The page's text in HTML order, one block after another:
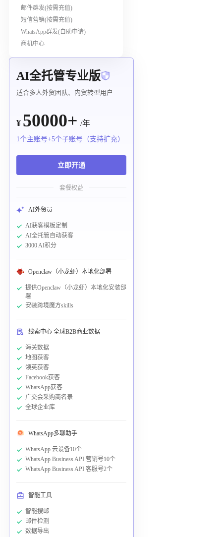
邮件群发(按需充值)
短信营销(按需充值)
WhatsApp群发(自助申请)
商机中心
AI全托管专业版
适合多人外贸团队、内贸转型用户
¥ 50000+ /年
1个主账号+5个子账号（支持扩充）
立即开通
套餐权益
AI外贸员
AI获客模板定制
AI全托管自动获客
3000 AI积分
Openclaw（小龙虾）本地化部署
提供Openclaw（小龙虾）本地化安装部
署
安装跨境魔方skills
线索中心 全球B2B商业数据
海关数据
地图获客
领英获客
Facebook获客
WhatsApp获客
广交会采购商名录
全球企业库
WhatsApp多聊助手
WhatsApp 云设备10个
WhatsApp Business API 营销号10个
WhatsApp Business API 客服号2个
智能工具
智能搜邮
邮件检测
数据导出